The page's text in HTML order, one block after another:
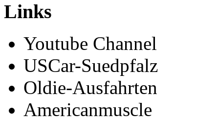
Links
Youtube Channel
USCar-Suedpfalz
Oldie-Ausfahrten
Americanmuscle